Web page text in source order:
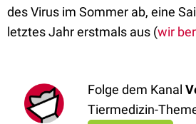
des Virus im Sommer ab, eine
letztes Jahr erstmals aus (wir
Folge dem Kanal
Tiermedizin-